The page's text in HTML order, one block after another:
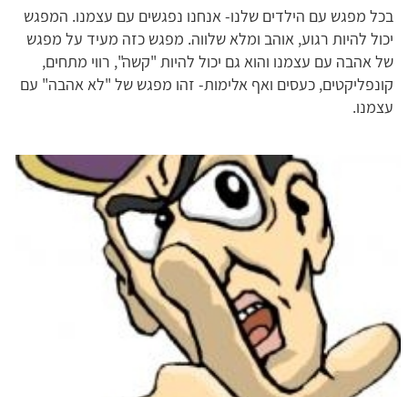
בכל מפגש עם הילדים שלנו- אנחנו נפגשים עם עצמנו. המפגש
יכול להיות רגוע, אוהב ומלא שלווה. מפגש כזה מעיד על מפגש
של אהבה עם עצמנו והוא גם יכול להיות "קשה", רווי מתחים,
קונפליקטים, כעסים ואף אלימות- זהו מפגש של "לא אהבה" עם
עצמנו.